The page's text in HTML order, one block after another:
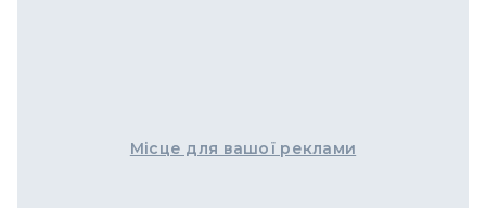
Місце для вашої реклами